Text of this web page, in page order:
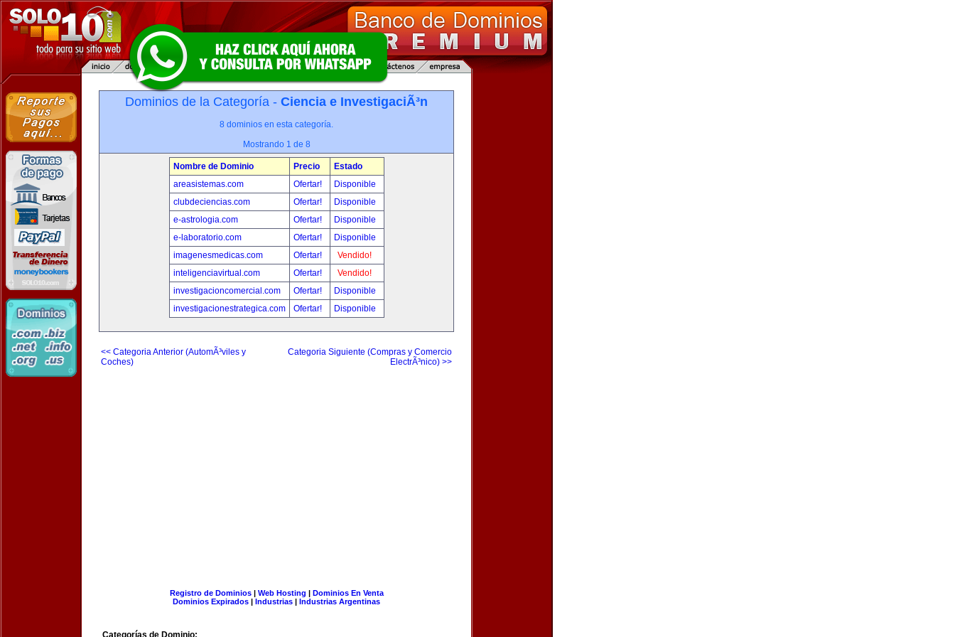
Dominios de la Categoría - Ciencia e InvestigaciÃ³n
8 dominios en esta categoría.
Mostrando 1 de 8
Nombre de Dominio Precio
Estado
areasistemas.com
Ofertar!
Disponible
clubdeciencias.com
Ofertar!
Disponible
e-astrologia.com
Ofertar!
Disponible
e-laboratorio.com
Ofertar!
Disponible
imagenesmedicas.com
Ofertar!
Vendido!
inteligenciavirtual.com
Ofertar!
Vendido!
investigacioncomercial.com
Ofertar!
Disponible
investigacionestrategica.com
Ofertar! Disponible
<< Categoria Anterior (AutomÃ³viles y
Coches)
Categoria Siguiente (Compras y Comercio
ElectrÃ³nico) >>
Registro de Dominios| Web Hosting | Dominios En Venta
Dominios Expirados | Industrias | Industrias Argentinas
Categorías de Dominio: